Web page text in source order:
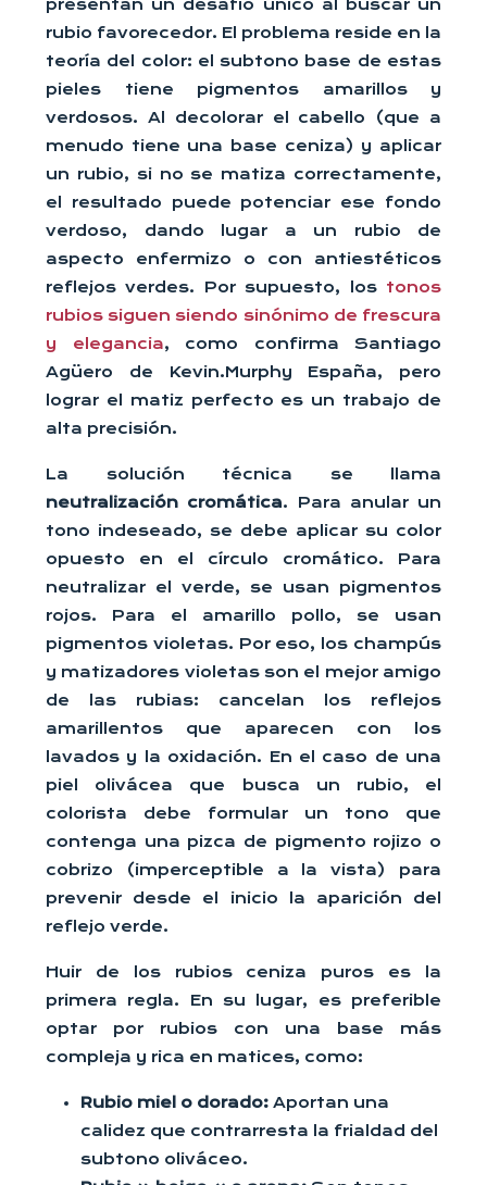
presentan un desafío único al buscar un
rubio favorecedor. El problema reside en la
teoría del color: el subtono base de estas
pieles tiene pigmentos amarillos y
verdosos. Al decolorar el cabello (que a
menudo tiene una base ceniza) y aplicar
un rubio, si no se matiza correctamente,
el resultado puede potenciar ese fondo
verdoso, dando lugar a un rubio de
aspecto enfermizo o con antiestéticos
reflejos verdes. Por supuesto, los tonos
rubios siguen siendo sinónimo de frescura
y elegancia, como confirma Santiago
Agüero de Kevin.Murphy España, pero
lograr el matiz perfecto es un trabajo de
alta precisión.
La solución técnica se llama
neutralización cromática. Para anular un
tono indeseado, se debe aplicar su color
opuesto en el círculo cromático. Para
neutralizar el verde, se usan pigmentos
rojos. Para el amarillo pollo, se usan
pigmentos violetas. Por eso, los champús
y matizadores violetas son el mejor amigo
de las rubias: cancelan los reflejos
amarillentos que aparecen con los
lavados y la oxidación. En el caso de una
piel olivácea que busca un rubio, el
colorista debe formular un tono que
contenga una pizca de pigmento rojizo o
cobrizo (imperceptible a la vista) para
prevenir desde el inicio la aparición del
reflejo verde.
Huir de los rubios ceniza puros es la
primera regla. En su lugar, es preferible
optar por rubios con una base más
compleja y rica en matices, como:
Rubio miel o dorado: Aportan una
calidez que contrarresta la frialdad del
subtono oliváceo.